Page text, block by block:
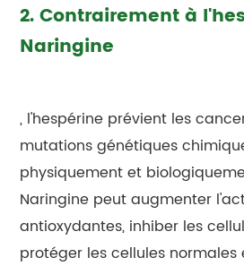
2. Contrairement à
Naringine
, l'hespérine prévient les
mutations génétiques
physiquement et
Naringine peut augmenter
antioxydantes, inhiber les
protéger les cellules